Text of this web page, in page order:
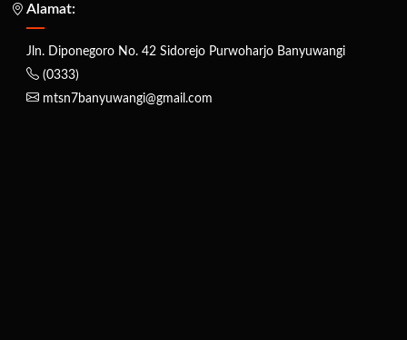
Alamat:
Jln. Diponegoro No. 42 Sidorejo Purwoharjo Banyuwangi
(0333)
mtsn7banyuwangi@gmail.com